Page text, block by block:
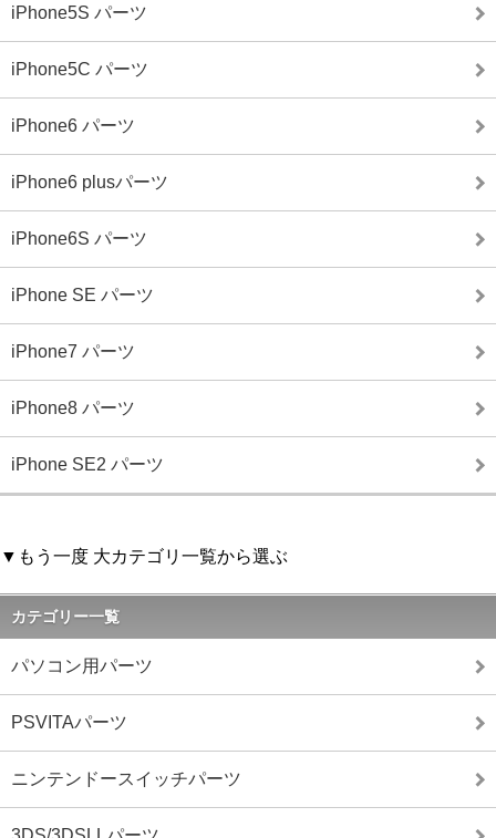
iPhone5S パーツ
iPhone5C パーツ
iPhone6 パーツ
iPhone6 plusパーツ
iPhone6S パーツ
iPhone SE パーツ
iPhone7 パーツ
iPhone8 パーツ
iPhone SE2 パーツ
▼もう一度 大カテゴリ一覧から選ぶ
カテゴリー一覧
パソコン用パーツ
PSVITAパーツ
ニンテンドースイッチパーツ